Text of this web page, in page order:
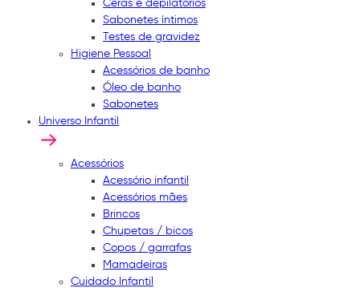
Ceras e depilatórios
Sabonetes íntimos
Testes de gravidez
Higiene Pessoal
Acessórios de banho
Óleo de banho
Sabonetes
Universo Infantil
Acessórios
Acessório infantil
Acessórios mães
Brincos
Chupetas / bicos
Copos / garrafas
Mamadeiras
Cuidado Infantil